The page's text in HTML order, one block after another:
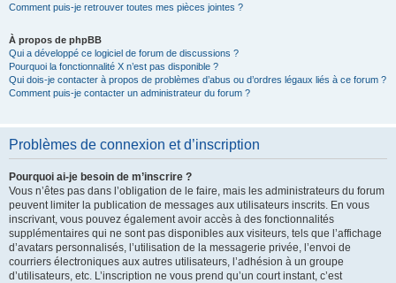
Comment puis-je retrouver toutes mes pièces jointes ?
À propos de phpBB
Qui a développé ce logiciel de forum de discussions ?
Pourquoi la fonctionnalité X n’est pas disponible ?
Qui dois-je contacter à propos de problèmes d’abus ou d’ordres légaux liés à ce forum ?
Comment puis-je contacter un administrateur du forum ?
Problèmes de connexion et d’inscription
Pourquoi ai-je besoin de m’inscrire ?
Vous n’êtes pas dans l’obligation de le faire, mais les administrateurs du forum
peuvent limiter la publication de messages aux utilisateurs inscrits. En vous
inscrivant, vous pouvez également avoir accès à des fonctionnalités
supplémentaires qui ne sont pas disponibles aux visiteurs, tels que l’affichage
d’avatars personnalisés, l’utilisation de la messagerie privée, l’envoi de
courriers électroniques aux autres utilisateurs, l’adhésion à un groupe
d’utilisateurs, etc. L’inscription ne vous prend qu’un court instant, c’est